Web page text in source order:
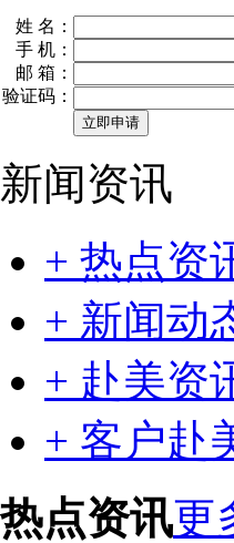
姓 名：
手 机：
邮 箱：
验证码：
新闻资讯
+ 热点资
+ 新闻动
+ 赴美资
+ 客户赴
热点资讯更